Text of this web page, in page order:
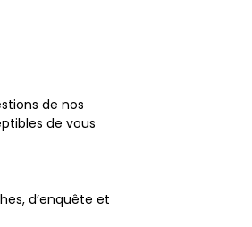
de nos
de vous
d’enquête et